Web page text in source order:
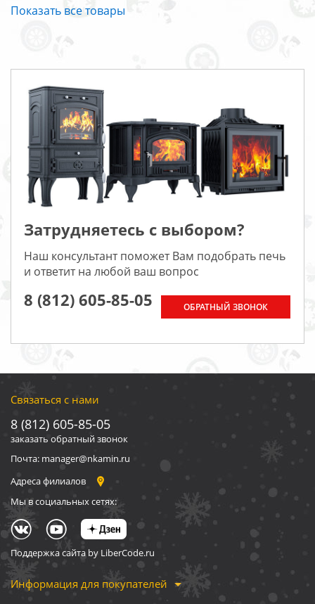
Показать все товары
Затрудняетесь с выбором?
Наш консультант поможет Вам подобрать печь
и ответит на любой ваш вопрос
8 (812) 605-85-05 ОБРАТНЫЙ ЗВОНОК
Связаться с нами
8 (812) 605-85-05
заказать обратный звонок
Почта: manager@nkamin.ru
Адреса филиалов
Мы в социальных сетях:
Поддержка сайта by LiberCode.ru
Информация для покупателей